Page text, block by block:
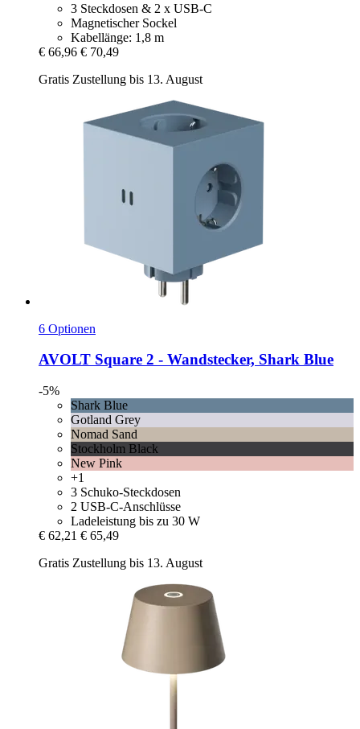
3 Steckdosen & 2 x USB-C
Magnetischer Sockel
Kabellänge: 1,8 m
€ 66,96 € 70,49
Gratis Zustellung bis 13. August
6 Optionen
AVOLT Square 2 -​ Wandstecker, Shark Blue
-5%
Shark Blue
Gotland Grey
Nomad Sand
Stockholm Black
New Pink
+1
3 Schuko-Steckdosen
2 USB-C-Anschlüsse
Ladeleistung bis zu 30 W
€ 62,21 € 65,49
Gratis Zustellung bis 13. August